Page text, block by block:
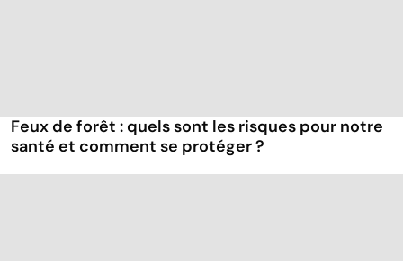
Feux de forêt : quels sont les risques pour notre
santé et comment se protéger ?